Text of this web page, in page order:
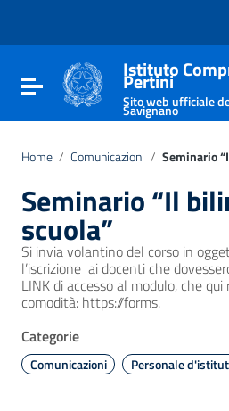
Vai al footer
Attiva / disattiva la navigazione
Istituto
Pertini
Sito web ufficiale
Savignano
Home / Comunicazioni / Seminario
Seminario “Il
scuola”
Si invia volantino del corso in
l’iscrizione ai docenti che
LINK di accesso al modulo, che
comodità: https://forms.
Categorie
Comunicazioni Personale